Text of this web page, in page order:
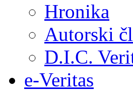
Hronika
Autorski
D.I.C.
e-Veritas